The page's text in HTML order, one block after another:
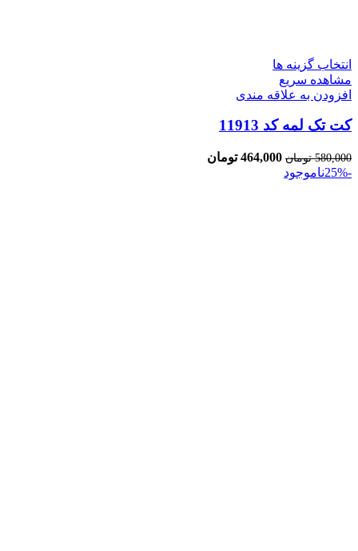
انتخاب گزینه ها
مشاهده سریع
افزودن به علاقه مندی
کت تک لمه کد 11913
580,000 تومان 464,000 تومان
-25%
ناموجود